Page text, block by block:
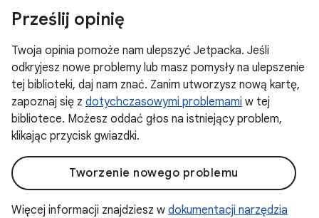
Prześlij opinię
Twoja opinia pomoże nam ulepszyć Jetpacka. Jeśli
odkryjesz nowe problemy lub masz pomysły na ulepszenie
tej biblioteki, daj nam znać. Zanim utworzysz nową kartę,
zapoznaj się z dotychczasowymi problemami w tej
bibliotece. Możesz oddać głos na istniejący problem,
klikając przycisk gwiazdki.
Tworzenie nowego problemu
Więcej informacji znajdziesz w dokumentacji narzędzia